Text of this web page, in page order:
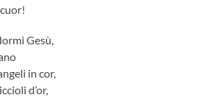
Gesù,
in cor,
d’or,